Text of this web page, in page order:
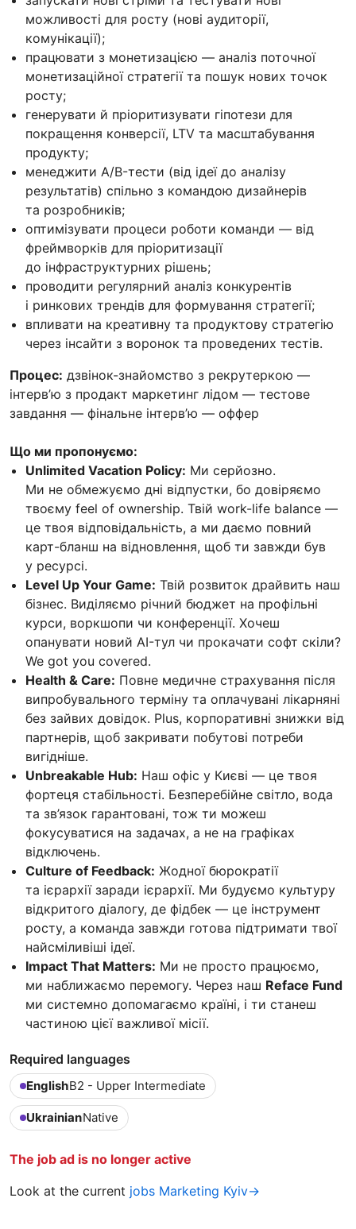
можливості для росту (нові аудиторії,
комунікації);
працювати з монетизацією — аналіз поточної
монетизаційної стратегії та пошук нових точок
росту;
генерувати й пріоритизувати гіпотези для
покращення конверсії, LTV та масштабування
продукту;
менеджити A/B-тести (від ідеї до аналізу
результатів) спільно з командою дизайнерів
та розробників;
оптимізувати процеси роботи команди — від
фреймворків для пріоритизації
до інфраструктурних рішень;
проводити регулярний аналіз конкурентів
і ринкових трендів для формування стратегії;
впливати на креативну та продуктову стратегію
через інсайти з воронок та проведених тестів.
Процес: дзвінок-знайомство з рекрутеркою —
інтерв’ю з продакт маркетинг лідом — тестове
завдання — фінальне інтерв’ю — оффер
Що ми пропонуємо:
Unlimited Vacation Policy: Ми серйозно.
Ми не обмежуємо дні відпустки, бо довіряємо
твоєму feel of ownership. Твій work-life balance —
це твоя відповідальність, а ми даємо повний
карт-бланш на відновлення, щоб ти завжди був
у ресурсі.
Level Up Your Game: Твій розвиток драйвить наш
бізнес. Виділяємо річний бюджет на профільні
курси, воркшопи чи конференції. Хочеш
опанувати новий AI-тул чи прокачати софт скіли?
We got you covered.
Health & Care: Повне медичне страхування після
випробувального терміну та оплачувані лікарняні
без зайвих довідок. Plus, корпоративні знижки від
партнерів, щоб закривати побутові потреби
вигідніше.
Unbreakable Hub: Наш офіс у Києві — це твоя
фортеця стабільності. Безперебійне світло, вода
та зв’язок гарантовані, тож ти можеш
фокусуватися на задачах, а не на графіках
відключень.
Culture of Feedback: Жодної бюрократії
та ієрархії заради ієрархії. Ми будуємо культуру
відкритого діалогу, де фідбек — це інструмент
росту, а команда завжди готова підтримати твої
найсміливіші ідеї.
Impact That Matters: Ми не просто працюємо,
ми наближаємо перемогу. Через наш Reface Fund
ми системно допомагаємо країні, і ти станеш
частиною цієї важливої місії.
Required languages
EnglishB2 - Upper Intermediate
UkrainianNative
The job ad is no longer active
Look at the current jobs Marketing Kyiv→